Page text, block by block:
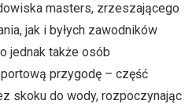
masters, zrzeszającego
jak i byłych zawodników
jednak także osób
przygodę – część
skoku do wody, rozpoczynając